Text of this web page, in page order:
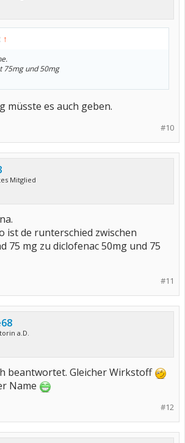
↑
75mg und 50mg
müsste es auch geben.
#10
Mitglied
ist de runterschied zwischen
75 mg zu diclofenac 50mg und 75
#11
a.D.
beantwortet. Gleicher Wirkstoff
Name
#12